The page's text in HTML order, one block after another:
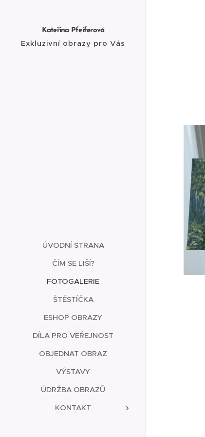
Kateřina Pfeiferová
Exkluzivní obrazy pro Vás
ÚVODNÍ STRANA
ČÍM SE LIŠÍ?
FOTOGALERIE
ŠTĚSTÍČKA
ESHOP OBRAZY
DÍLA PRO VEŘEJNOST
OBJEDNAT OBRAZ
VÝSTAVY
ÚDRŽBA OBRAZŮ
KONTAKT